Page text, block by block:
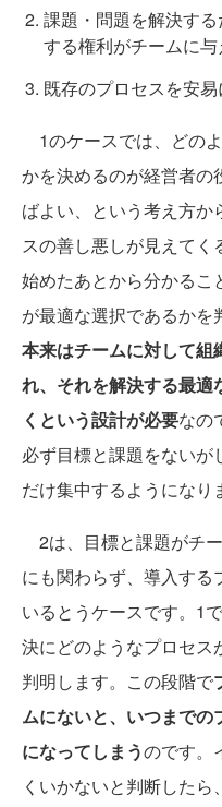
課題・問題を解決す
する権利がチームに
既存のプロセスを安
1のケースでは、どの
かを決めるのが経営者の
ばよい、という考え方
スの善し悪しが見えてく
始めたあとから分かるこ
が最適な選択であるかを
本来はチームに対して組
れ、それを解決する最適
くという設計が必要なの
必ず目標と課題をない
だけ集中するようになり
2は、目標と課題がチ
にも関わらず、導入する
いるとうケースです。1
決にどのようなプロセス
判明します。この段階で
ムにないと、いつまでの
になってしまうのです。
くいかないと判断した